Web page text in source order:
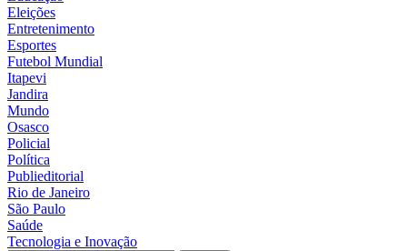
Eleições
Entretenimento
Esportes
Futebol Mundial
Itapevi
Jandira
Mundo
Osasco
Policial
Política
Publieditorial
Rio de Janeiro
São Paulo
Saúde
Tecnologia e Inovação